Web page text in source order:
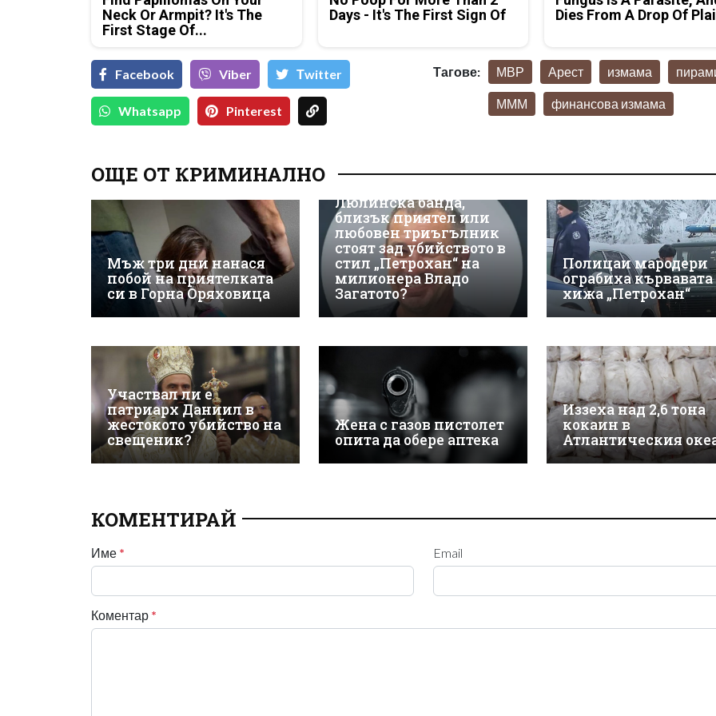
Neck Or Armpit? It's The
First Stage Of...
Days - It's The First Sign Of
Dies From A Drop Of
Facebook Viber Тwitter
Whatsapp Pinterest
Тагове: МВР Арест измама
МММ финансова измама
ОЩЕ ОТ КРИМИНАЛНО
Мъж три дни нанася
побой на приятелката
си в Горна Оряховица
Люлинска банда,
близък приятел или
любовен триъгълник
стоят зад убийството в
стил „Петрохан“ на
милионера Владо
Загатото?
Полицаи мародери
ограбиха кървавата
хижа „Петрохан“
Участвал ли е
патриарх Даниил в
жестокото убийство на
свещеник?
Жена с газов пистолет
опита да обере аптека
Иззеха над 2,6 тона
кокаин в
Атлантическия
КОМЕНТИРАЙ
Име * Email
Коментар *